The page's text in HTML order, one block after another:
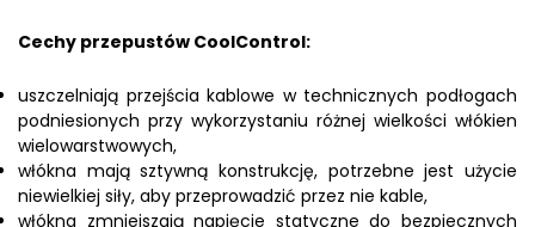
Cechy przepustów CoolControl:
uszczelniają przejścia kablowe w technicznych podłogach
podniesionych przy wykorzystaniu różnej wielkości włókien
wielowarstwowych,
włókna mają sztywną konstrukcję, potrzebne jest użycie
niewielkiej siły, aby przeprowadzić przez nie kable,
włókna zmniejszają napięcie statyczne do bezpiecznych